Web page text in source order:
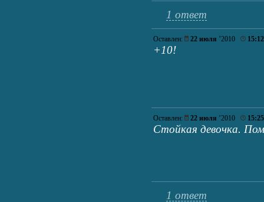
1 ответ
Оставлен: 22 июля ’2010 15:12
+10!
Оставлен: 22 июля ’2010 15:25
Стойкая девочка.
1 ответ